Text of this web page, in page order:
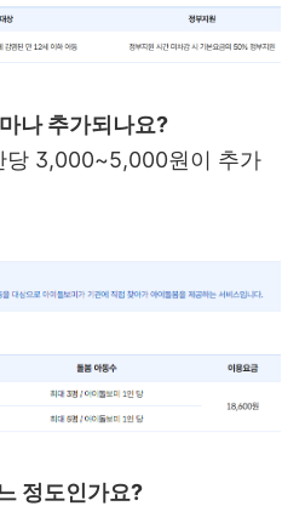
나 추가되나요?
당 3,000~5,000원이 추가
정도인가요?